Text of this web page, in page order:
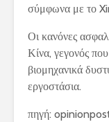
σύμφωνα με το
Οι κανόνες
Κίνα, γεγονός
βιομηχανικά
εργοστάσια.
πηγή: